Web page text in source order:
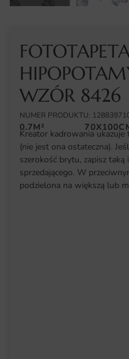
WZÓR 8426
NUMER PRODUKTU:
0.7M²
Kreator kadrowania
(nie jest ona ostateczna).
szerokość brytu, zapisz
sprzedającego. W
podzielona na większą lub